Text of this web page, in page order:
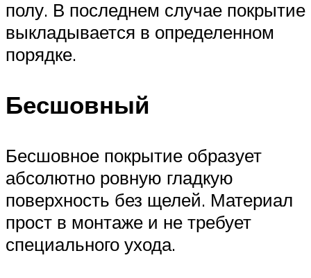
полу. В последнем случае покрытие
выкладывается в определенном
порядке.
Бесшовный
Бесшовное покрытие образует
абсолютно ровную гладкую
поверхность без щелей. Материал
прост в монтаже и не требует
специального ухода.